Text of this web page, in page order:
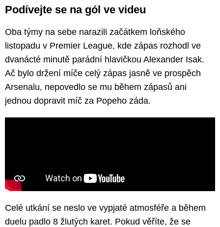
Podívejte se na gól ve videu
Oba týmy na sebe narazili začátkem loňského
listopadu v Premier League, kde zápas rozhodl ve
dvanácté minutě parádní hlavičkou Alexander Isak.
Ač bylo držení míče celý zápas jasně ve prospěch
Arsenalu, nepovedlo se mu během zápasů ani
jednou dopravit míč za Popeho záda.
Celé utkání se neslo ve vypjaté atmosféře a během
duelu padlo 8 žlutých karet. Pokud věříte, že se